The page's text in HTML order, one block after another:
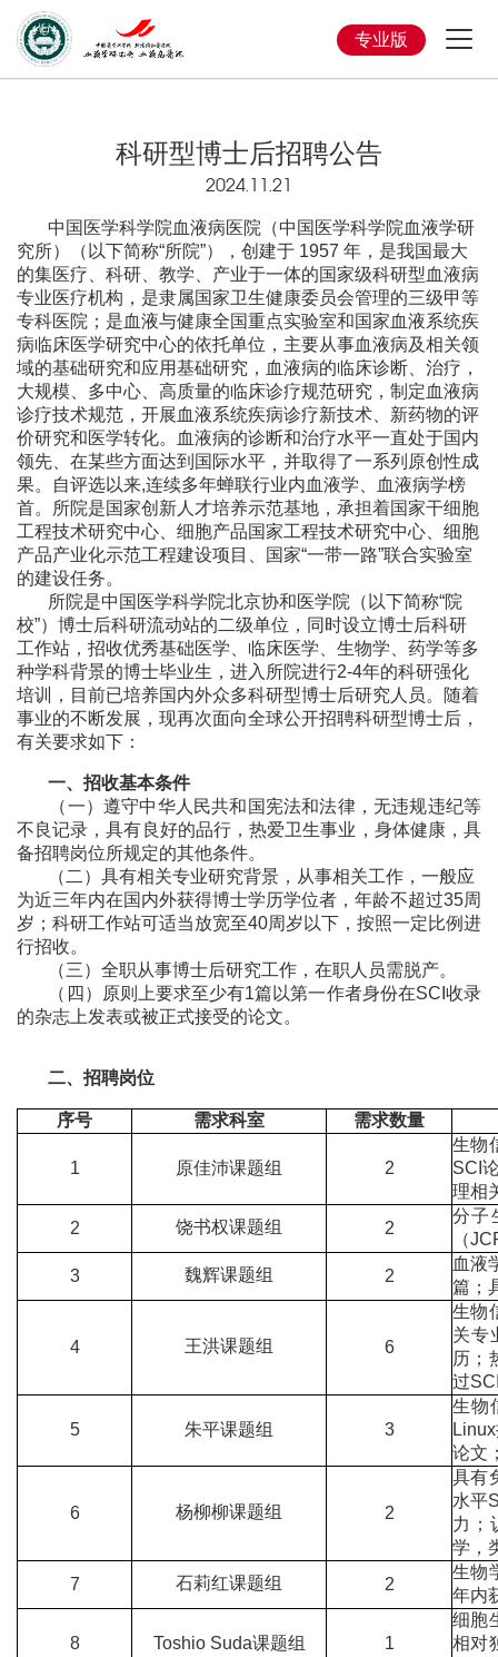
专业版
科研型博士后招聘公告
2024.11.21
中国医学科学院血液病医院（中国医学科学院血液学研
究所）（以下简称“所院”），创建于 1957 年，是我国最大
的集医疗、科研、教学、产业于一体的国家级科研型血液病
专业医疗机构，是隶属国家卫生健康委员会管理的三级甲等
专科医院；是血液与健康全国重点实验室和国家血液系统疾
病临床医学研究中心的依托单位，主要从事血液病及相关领
域的基础研究和应用基础研究，血液病的临床诊断、治疗，
大规模、多中心、高质量的临床诊疗规范研究，制定血液病
诊疗技术规范，开展血液系统疾病诊疗新技术、新药物的评
价研究和医学转化。血液病的诊断和治疗水平一直处于国内
领先、在某些方面达到国际水平，并取得了一系列原创性成
果。自评选以来,连续多年蝉联行业内血液学、血液病学榜
首。所院是国家创新人才培养示范基地，承担着国家干细胞
工程技术研究中心、细胞产品国家工程技术研究中心、细胞
产品产业化示范工程建设项目、国家“一带一路”联合实验室
的建设任务。
所院是中国医学科学院北京协和医学院（以下简称“院
校”）博士后科研流动站的二级单位，同时设立博士后科研
工作站，招收优秀基础医学、临床医学、生物学、药学等多
种学科背景的博士毕业生，进入所院进行2-4年的科研强化
培训，目前已培养国内外众多科研型博士后研究人员。随着
事业的不断发展，现再次面向全球公开招聘科研型博士后，
有关要求如下：
一、招收基本条件
（一）遵守中华人民共和国宪法和法律，无违规违纪等
不良记录，具有良好的品行，热爱卫生事业，身体健康，具
备招聘岗位所规定的其他条件。
（二）具有相关专业研究背景，从事相关工作，一般应
为近三年内在国内外获得博士学历学位者，年龄不超过35周
岁；科研工作站可适当放宽至40周岁以下，按照一定比例进
行招收。
（三）全职从事博士后研究工作，在职人员需脱产。
（四）原则上要求至少有1篇以第一作者身份在SCI收录
的杂志上发表或被正式接受的论文。
二、招聘岗位
序号 需求科室 需求数量
1 原佳沛课题组 2
生物
SCI
理相
2
饶书权课题组 2
分子
（
3
魏辉课题组 2
血液
篇；
4 王洪课题组 6
生物
关专
历；
过
5 朱平课题组 3
生物
论文
6 杨柳柳课题组 2
具有
水平
力；
学，
7
石莉红课题组 2
生物
年内
8 Toshio Suda课题组 1
细胞
相对